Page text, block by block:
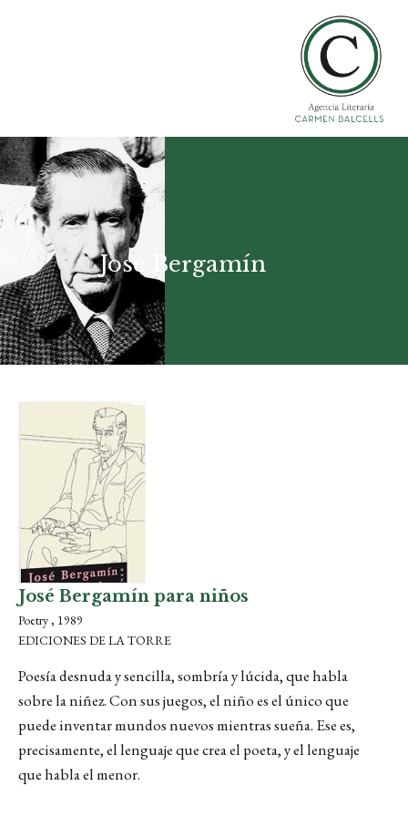
José Bergamín
José Bergamín para niños
Poetry , 1989
EDICIONES DE LA TORRE
Poesía desnuda y sencilla, sombría y lúcida, que habla
sobre la niñez. Con sus juegos, el niño es el único que
puede inventar mundos nuevos mientras sueña. Ese es,
precisamente, el lenguaje que crea el poeta, y el lenguaje
que habla el menor.